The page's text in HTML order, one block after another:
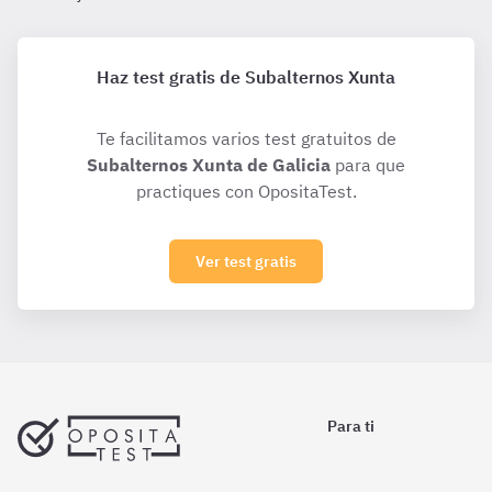
Haz test gratis de Subalternos Xunta
Te facilitamos varios test gratuitos de
Subalternos Xunta de Galicia para que
practiques con OpositaTest.
Ver test gratis
Para ti